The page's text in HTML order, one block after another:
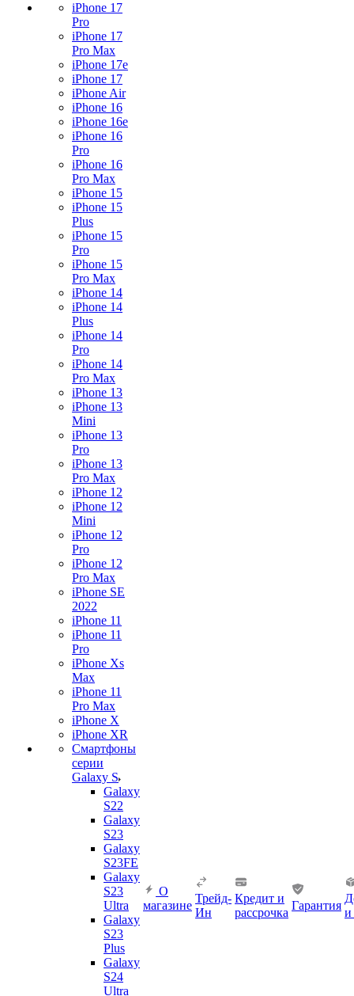
iPhone 17
Pro
iPhone 17
Pro Max
iPhone 17e
iPhone 17
iPhone Air
iPhone 16
iPhone 16e
iPhone 16
Pro
iPhone 16
Pro Max
iPhone 15
iPhone 15
Plus
iPhone 15
Pro
iPhone 15
Pro Max
iPhone 14
iPhone 14
Plus
iPhone 14
Pro
iPhone 14
Pro Max
iPhone 13
iPhone 13
Mini
iPhone 13
Pro
iPhone 13
Pro Max
iPhone 12
iPhone 12
Mini
iPhone 12
Pro
iPhone 12
Pro Max
iPhone SE
2022
iPhone 11
iPhone 11
Pro
iPhone Xs
Max
iPhone 11
Pro Max
iPhone X
iPhone XR
Смартфоны
серии
Galaxy S
Galaxy
S22
Galaxy
S23
Galaxy
S23FE
Galaxy
S23
Ultra
Galaxy
S23
Plus
Galaxy
S24
Ultra
О
магазине
Трейд-
Ин
Кредит и
рассрочка
Гарантия
и